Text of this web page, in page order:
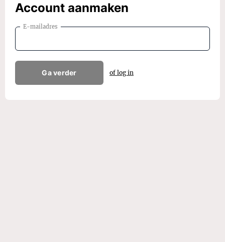
Account aanmaken
E-mailadres
Ga verder of log in